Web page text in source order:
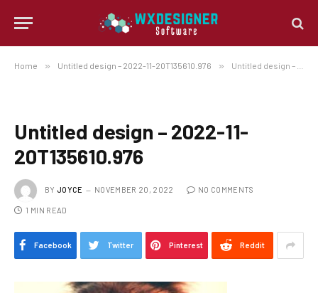
Home » Untitled design – 2022-11-20T135610.976 » Untitled design – 2022-11-20T135610.976
Untitled design – 2022-11-
20T135610.976
BY JOYCE NOVEMBER 20, 2022 NO COMMENTS
1 MIN READ
Facebook Twitter Pinterest Reddit